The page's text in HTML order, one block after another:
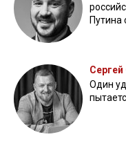
Путина
Сергей
Один